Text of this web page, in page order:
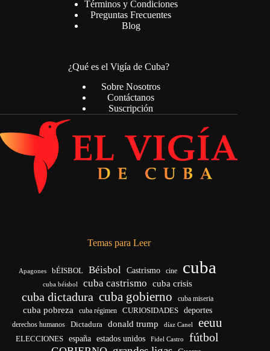
Términos y Condiciones
Preguntas Frecuentes
Blog
¿Qué es el Vigía de Cuba?
Sobre Nosotros
Contáctanos
Suscripción
Temas para Leer
Apagones bÉISBOL Béisbol Castrismo cine cuba
cuba béisbol cuba castrismo cuba crisis
cuba dictadura cuba gobierno cuba miseria
cuba pobreza cuba régimen CURIOSIDADES deportes
derechos humanos Dictadura donald trump díaz Canel eeuu
ELECCIONES españa estados unidos Fidel Castro fútbol